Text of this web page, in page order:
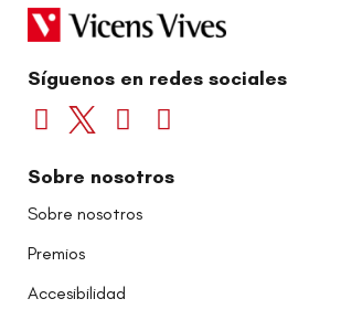
Síguenos en redes sociales
Sobre nosotros
Sobre nosotros
Premios
Accesibilidad